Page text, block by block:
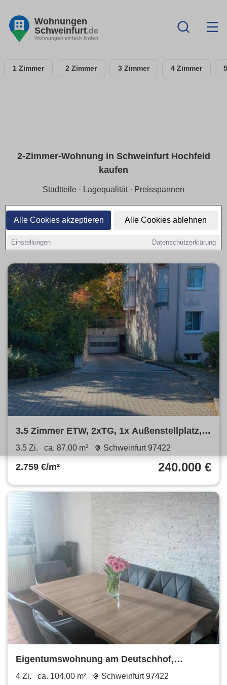
Alle Cookies akzeptieren Alle Cookies ablehnen
Einstellungen Datenschutzerklärung
Wohnungen
Schweinfurt.de
Wohnungen einfach finden
1 Zimmer 2 Zimmer 3 Zimmer 4 Zimmer
2-Zimmer-Wohnung in Schweinfurt Hochfeld
kaufen
Stadtteile · Lagequalität · Preisspannen
Für Single/Paare:2-Zimmer-ETW in Schweinfurt Hochfeld
mit Fokus aufruhige Lage Preisspannen je Stadtteil.
und
3.5 Zimmer ETW, 2xTG, 1x Außenstellplatz,
1x Tageslicht-Keller
3.5 Zi. ca. 87,00 m² Schweinfurt 97422
2.759 €/m² 240.000 €
Eigentumswohnung am Deutschhof,
provisionsfrei
4 Zi. ca. 104,00 m² Schweinfurt 97422